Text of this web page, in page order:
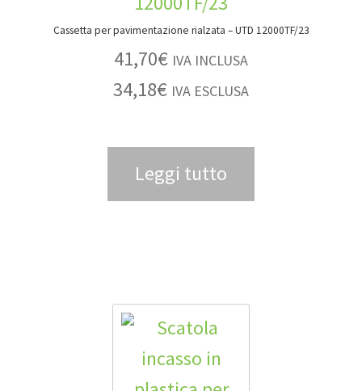
Cassetta per pavimentazione rialzata – UTD 12000TF/23
41,70€ IVA INCLUSA
34,18€ IVA ESCLUSA
Leggi tutto